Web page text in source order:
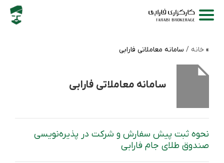
خانه / سامانه معاملاتی فارابی
سامانه معاملاتی فارابی
نحوه ثبت پیش سفارش و شرکت در پذیره‌نویسی
صندوق طلای جام فارابی